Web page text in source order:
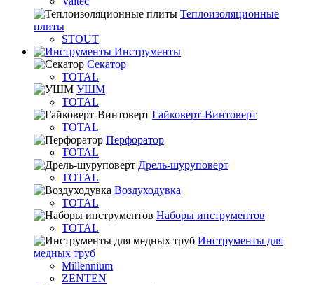
Теплоизоляционные
плиты
STOUT
Инструменты
Секатор
TOTAL
УШМ
TOTAL
Гайковерт-Винтоверт
TOTAL
Перфоратор
TOTAL
Дрель-шуруповерт
TOTAL
Воздуходувка
TOTAL
Наборы инструментов
TOTAL
Инструменты для
медных труб
Millennium
ZENTEN